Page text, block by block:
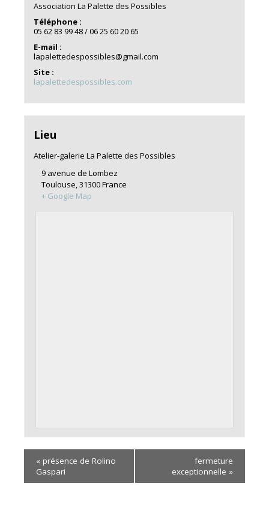
Association La Palette des Possibles
Téléphone :
05 62 83 99 48 / 06 25 60 20 65
E-mail :
lapalettedespossibles@gmail.com
Site :
lapalettedespossibles.com
Lieu
Atelier-galerie La Palette des Possibles
9 avenue de Lombez
Toulouse,31300France
+ Google Map
« présence de Rolino
Gaspari
fermeture
exceptionnelle »